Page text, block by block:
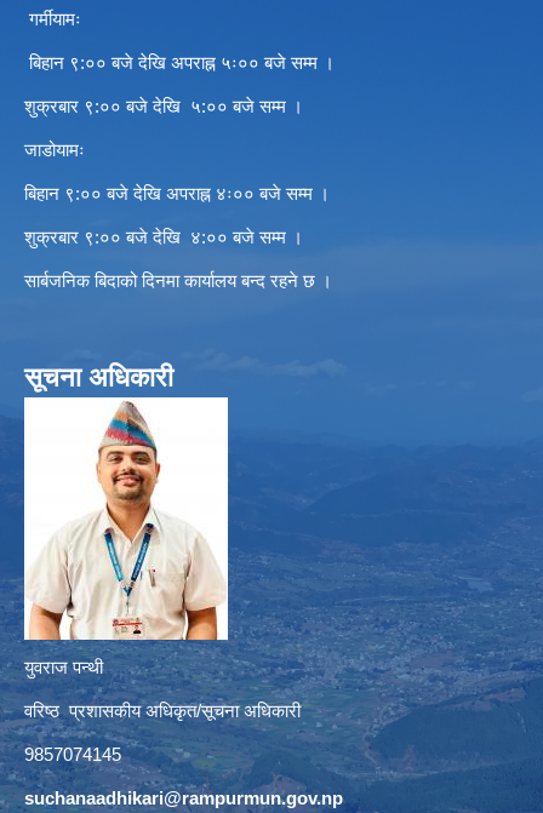
गर्मीयामः
बिहान ९:०० बजे देखि अपराह्न ५ः०० बजे सम्म ।
शुक्रबार ९:०० बजे देखि ५:०० बजे सम्म ।
जाडोयामः
बिहान ९:०० बजे देखि अपराह्न ४ः०० बजे सम्म ।
शुक्रबार ९:०० बजे देखि ४:०० बजे सम्म ।
सार्बजनिक बिदाको दिनमा कार्यालय बन्द रहने छ ।
सूचना अधिकारी
युवराज पन्थी
वरिष्ठ प्रशासकीय अधिकृत/सूचना अधिकारी
9857074145
suchanaadhikari@rampurmun.gov.np